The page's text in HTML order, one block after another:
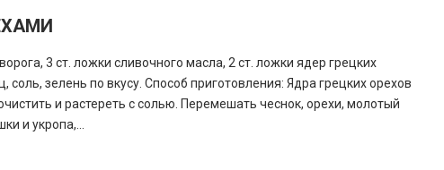
3 ст. ложки сливочного масла, 2 ст. ложки ядер грецких
соль, зелень по вкусу. Способ приготовления: Ядра грецких орехов
и растереть с солью. Перемешать чеснок, орехи, молотый
и укропа,...